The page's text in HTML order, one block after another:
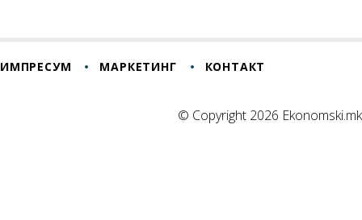
ИМПРЕСУМ МАРКЕТИНГ КОНТАКТ
© Copyright 2026 Ekonomski.mk